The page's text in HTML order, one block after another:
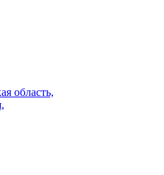
область,